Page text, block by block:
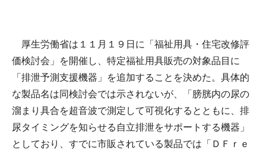
厚生労働省は１１月１９日に「福祉用具・住宅改修評
価検討会」を開催し、特定福祉用具販売の対象品目に
「排泄予測支援機器」を追加することを決めた。具体的
な製品名は同検討会では示されないが、「膀胱内の尿の
溜まり具合を超音波で測定して可視化するとともに、排
尿タイミングを知らせる自立排泄をサポートする機器」
としており、すでに市販されている製品では「ＤＦｒｅ